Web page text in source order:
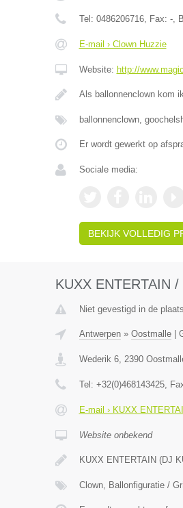
Tel: 0486206716, Fax: -,
E-mail › Clown Huzzie
Website: http://
Als ballonnenclown kom
ballonnenclown,
Er wordt gewerkt op
Sociale media:
BEKIJK VOLLEDIG
KUXX ENTERTAIN
Niet gevestigd in de
Antwerpen» Oostmalle|
Wederik 6, 2390
Tel: +32(0)468143425,
E-mail › KUXX
Website onbekend
KUXX ENTERTAIN (DJ
Clown, Ballonfiguratie /